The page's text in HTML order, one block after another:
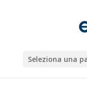
Seleziona una